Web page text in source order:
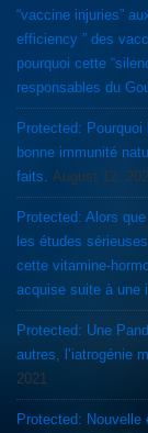
“vaccine injuries”
efficiency ” des
pourquoi cette
responsables du
Protected:
bonne immunité
faits.
August 12,
Protected: Alors
les études
cette vitamine-
acquise suite à une
Protected: Une
autres, l’iatrogénie
2021
Protected: Nouvelle